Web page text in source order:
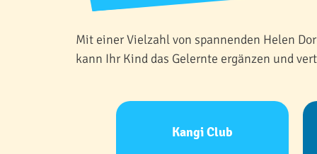
Mit einer Vielzahl von spannenden Helen
kann Ihr Kind das Gelernte ergänzen und
Kangi Club